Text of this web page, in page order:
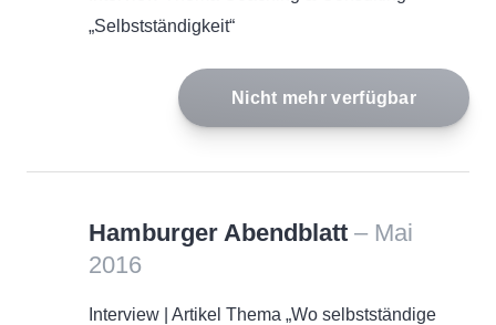
„Selbstständigkeit“
Nicht mehr verfügbar
Hamburger Abendblatt – Mai
2016
Interview | Artikel Thema „Wo selbstständige